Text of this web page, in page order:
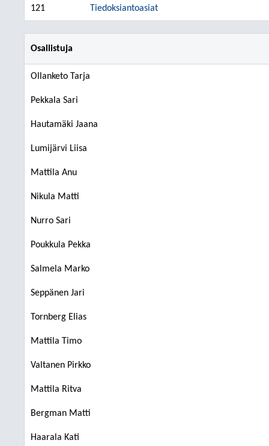
121 Tiedoksiantoasiat
Osallistuja
Ollanketo Tarja
Pekkala Sari
Hautamäki Jaana
Lumijärvi Liisa
Mattila Anu
Nikula Matti
Nurro Sari
Poukkula Pekka
Salmela Marko
Seppänen Jari
Tornberg Elias
Mattila Timo
Valtanen Pirkko
Mattila Ritva
Bergman Matti
Haarala Kati